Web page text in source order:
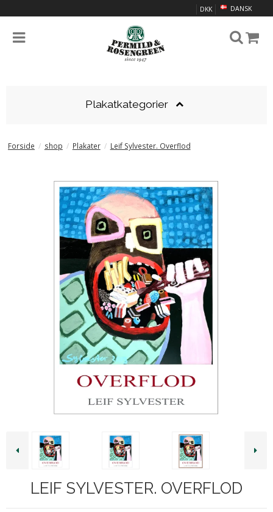
DANSK
DKK
Plakatkategorier
Forside / shop / Plakater / Leif Sylvester. Overflod
LEIF SYLVESTER. OVERFLOD